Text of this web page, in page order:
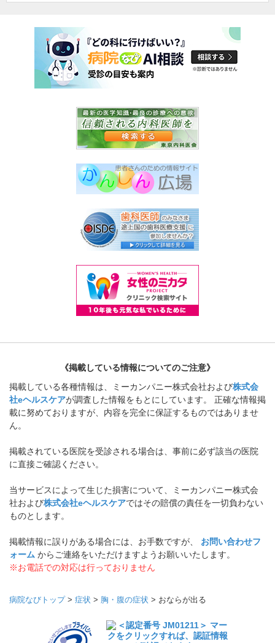
《掲載している情報についてのご注意》
掲載している各種情報は、ミーカンパニー株式会社および株式会
社eヘルスケアが調査した情報をもとにしています。 正確な情報掲
載に努めておりますが、内容を完全に保証するものではありませ
ん。
掲載されている医院を受診される場合は、事前に必ず該当の医院
に直接ご確認ください。
当サービスによって生じた損害について、ミーカンパニー株式会
社および株式会社eヘルスケアではその賠償の責任を一切負わない
ものとします。
掲載情報に誤りがある場合には、お手数ですが、 お問い合わせフ
ォーム からご連絡をいただけますようお願いいたします。
※お電話での対応は行っておりません
病院なびトップ> 症状 > 胸・腹の症状 > おならが出る